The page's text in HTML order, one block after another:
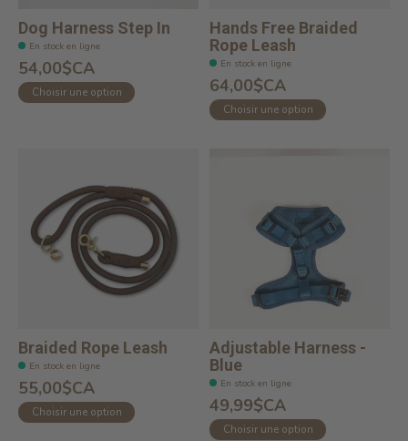
Dog Harness Step In
En stock en ligne
54,00$CA
Choisir une option
Hands Free Braided
Rope Leash
En stock en ligne
64,00$CA
Choisir une option
Braided Rope Leash
En stock en ligne
55,00$CA
Choisir une option
Adjustable Harness -
Blue
En stock en ligne
49,99$CA
Choisir une option